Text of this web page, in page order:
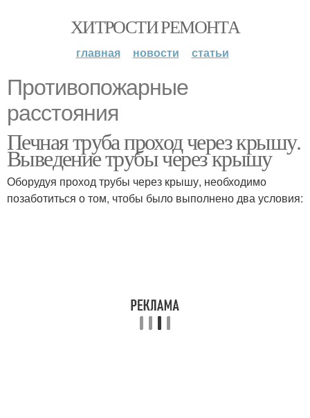
ХИТРОСТИ РЕМОНТА
главная новости статьи
Противопожарные
расстояния
Печная труба проход через крышу.
Выведение трубы через крышу
Оборудуя проход трубы через крышу, необходимо
позаботиться о том, чтобы было выполнено два условия: